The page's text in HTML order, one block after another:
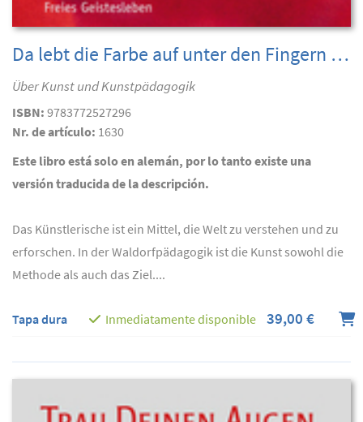
Da lebt die Farbe auf unter den Fingern …
Über Kunst und Kunstpädagogik
ISBN: 9783772527296
Nr. de artículo: 1630
Este libro está solo en alemán, por lo tanto existe una
versión traducida de la descripción.
Das Künstlerische ist ein Mittel, die Welt zu verstehen und zu
erforschen. In der Waldorfpädagogik ist die Kunst sowohl die
Methode als auch das Ziel....
Tapa dura Inmediatamente disponible 39,00 €